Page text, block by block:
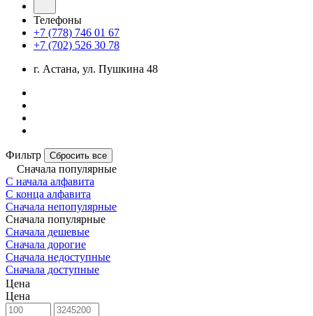
Телефоны
+7 (778) 746 01 67
+7 (702) 526 30 78
г. Астана, ул. Пушкина 48
Фильтр Сбросить все
Сначала популярные
С начала алфавита
С конца алфавита
Сначала непопулярные
Сначала популярные
Сначала дешевые
Сначала дорогие
Сначала недоступные
Сначала доступные
Цена
Цена